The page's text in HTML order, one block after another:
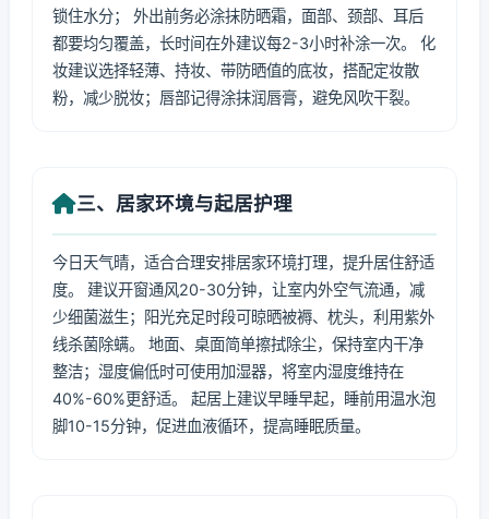
锁住水分； 外出前务必涂抹防晒霜，面部、颈部、耳后
都要均匀覆盖，长时间在外建议每2-3小时补涂一次。 化
妆建议选择轻薄、持妆、带防晒值的底妆，搭配定妆散
粉，减少脱妆；唇部记得涂抹润唇膏，避免风吹干裂。
三、居家环境与起居护理
今日天气晴，适合合理安排居家环境打理，提升居住舒适
度。 建议开窗通风20-30分钟，让室内外空气流通，减
少细菌滋生；阳光充足时段可晾晒被褥、枕头，利用紫外
线杀菌除螨。 地面、桌面简单擦拭除尘，保持室内干净
整洁；湿度偏低时可使用加湿器，将室内湿度维持在
40%-60%更舒适。 起居上建议早睡早起，睡前用温水泡
脚10-15分钟，促进血液循环，提高睡眠质量。